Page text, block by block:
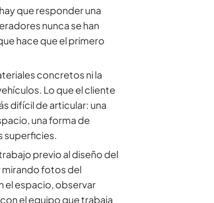
que responder una
nunca se han
hace que el primero
concretos ni la
Lo que el cliente
difícil de articular: una
una forma de
superficies.
previo al diseño del
mirando fotos del
el espacio, observar
el equipo que trabaja